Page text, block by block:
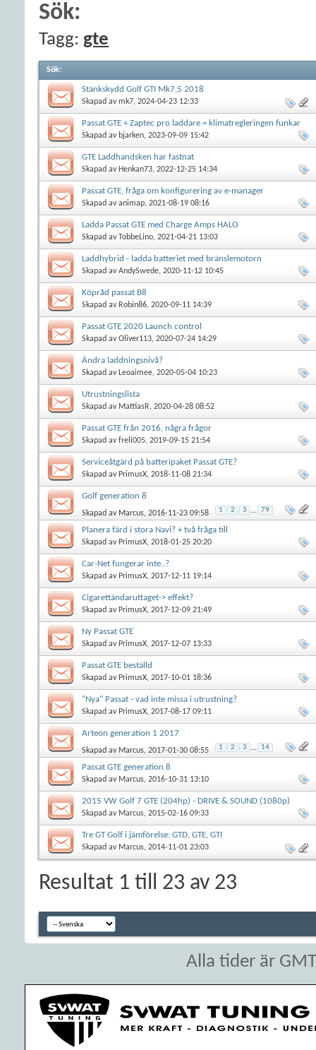
Sök:
Tagg: gte
Sök:
Stänkskydd Golf GTI Mk7,5 2018
Skapad avmk7, 2024-04-23 12:33
Passat GTE + Zaptec pro laddare = klimatregleringen funkar
inte
Skapad av bjarken, 2023-09-09 15:42
GTE Laddhandsken har fastnat
Skapad av Henkan73, 2022-12-25 14:34
Passat GTE, fråga om konfigurering av e-manager
Skapad avanimap, 2021-08-19 08:16
Ladda Passat GTE med Charge Amps HALO
Skapad avTobbeLino, 2021-04-21 13:03
Laddhybrid - ladda batteriet med bränslemotorn
Skapad avAndySwede, 2020-11-12 10:45
Köpråd passat B8
Skapad av Robin86, 2020-09-11 14:39
Passat GTE 2020 Launch control
Skapad avOliver113, 2020-07-24 14:29
Ändra laddningsnivå?
Skapad av Leoaimee, 2020-05-04 10:23
Utrustningslista
Skapad av MattiasR, 2020-04-28 08:52
Passat GTE från 2016, några frågor
Skapad avfreli005, 2019-09-15 21:54
Serviceåtgärd på batteripaket Passat GTE?
Skapad av PrimusX, 2018-11-08 21:34
Golf generation 8
Skapad av Marcus, 2016-11-23 09:58 1 2 3 ... 79
Planera färd i stora Navi? + två fråga till
Skapad av PrimusX, 2018-01-25 20:20
Car-Net fungerar inte..?
Skapad av PrimusX, 2017-12-11 19:14
Cigarettändaruttaget-> effekt?
Skapad av PrimusX, 2017-12-09 21:49
Ny Passat GTE
Skapad av PrimusX, 2017-12-07 13:33
Passat GTE beställd
Skapad av PrimusX, 2017-10-01 18:36
"Nya" Passat - vad inte missa i utrustning?
Skapad av PrimusX, 2017-08-17 09:11
Arteon generation 1 2017
Skapad av Marcus, 2017-01-30 08:55 1 2 3 ... 14
Passat GTE generation 8
Skapad av Marcus, 2016-10-31 13:10
2015 VW Golf 7 GTE (204hp) - DRIVE & SOUND (1080p)
Skapad av Marcus, 2015-02-16 09:33
Tre GT Golf i jämförelse: GTD, GTE, GTI
Skapad av Marcus, 2014-11-01 23:03
Resultat 1 till 23 av 23
Alla tider är